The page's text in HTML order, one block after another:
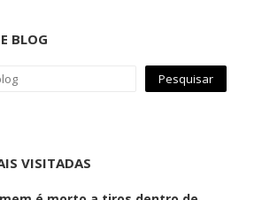
BLOG
VISITADAS